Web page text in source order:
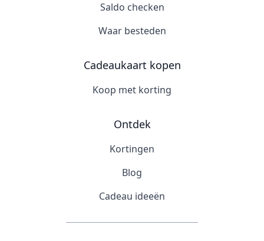
Saldo checken
Waar besteden
Cadeaukaart kopen
Koop met korting
Ontdek
Kortingen
Blog
Cadeau ideeën